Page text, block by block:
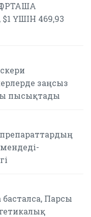
ОРТАША
ҮШІН 469,93
заңсыз
пысықтады
Парсы